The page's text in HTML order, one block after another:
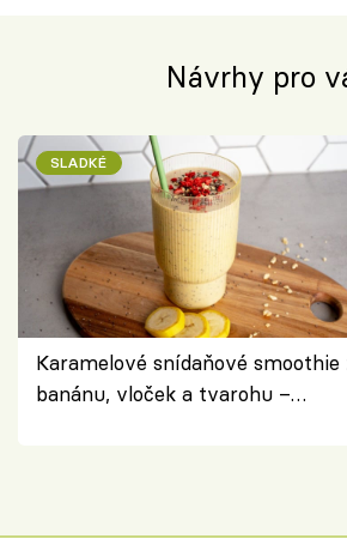
Návrhy pro
SLADKÉ
Karamelové snídaňové smoothie
banánu, vloček a tvarohu –